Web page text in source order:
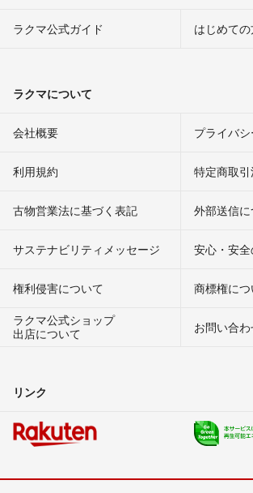
ラクマ公式ガイド はじめて
ラクマについて
会社概要 プライバ
利用規約 特定商取
古物営業法に基づく表記 外部送信
サステナビリティメッセージ 安心・安
権利侵害について
商標権につ
ラクマ公式ショップ
出店について
お問い合
リンク